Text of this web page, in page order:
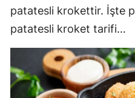
patatesli krokettir. İşte
patatesli kroket tarifi…